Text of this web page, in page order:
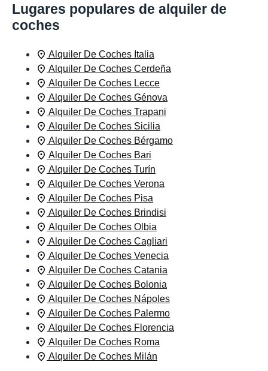
Lugares populares de alquiler de
coches
Alquiler De Coches Italia
Alquiler De Coches Cerdeña
Alquiler De Coches Lecce
Alquiler De Coches Génova
Alquiler De Coches Trapani
Alquiler De Coches Sicilia
Alquiler De Coches Bérgamo
Alquiler De Coches Bari
Alquiler De Coches Turín
Alquiler De Coches Verona
Alquiler De Coches Pisa
Alquiler De Coches Brindisi
Alquiler De Coches Olbia
Alquiler De Coches Cagliari
Alquiler De Coches Venecia
Alquiler De Coches Catania
Alquiler De Coches Bolonia
Alquiler De Coches Nápoles
Alquiler De Coches Palermo
Alquiler De Coches Florencia
Alquiler De Coches Roma
Alquiler De Coches Milán